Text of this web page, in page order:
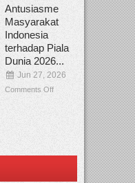
Antusiasme
Masyarakat
Indonesia
terhadap Piala
Dunia 2026...
Jun 27, 2026
Comments Off